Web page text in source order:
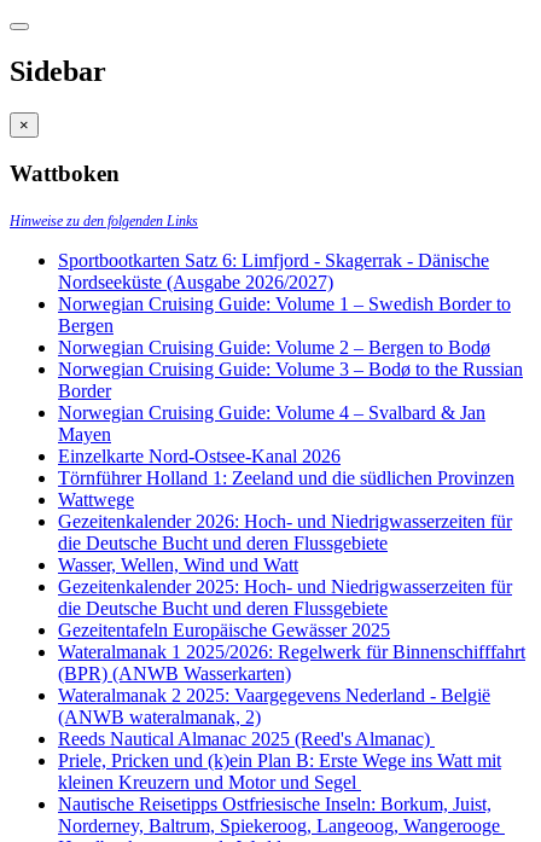
Sidebar
×
Wattboken
Hinweise zu den folgenden Links
Sportbootkarten Satz 6: Limfjord - Skagerrak - Dänische
Nordseeküste (Ausgabe 2026/2027)
Norwegian Cruising Guide: Volume 1 – Swedish Border to
Bergen
Norwegian Cruising Guide: Volume 2 – Bergen to Bodø
Norwegian Cruising Guide: Volume 3 – Bodø to the Russian
Border
Norwegian Cruising Guide: Volume 4 – Svalbard & Jan
Mayen
Einzelkarte Nord-Ostsee-Kanal 2026
Törnführer Holland 1: Zeeland und die südlichen Provinzen
Wattwege
Gezeitenkalender 2026: Hoch- und Niedrigwasserzeiten für
die Deutsche Bucht und deren Flussgebiete
Wasser, Wellen, Wind und Watt
Gezeitenkalender 2025: Hoch- und Niedrigwasserzeiten für
die Deutsche Bucht und deren Flussgebiete
Gezeitentafeln Europäische Gewässer 2025
Wateralmanak 1 2025/2026: Regelwerk für Binnenschifffahrt
(BPR) (ANWB Wasserkarten)
Wateralmanak 2 2025: Vaargegevens Nederland - België
(ANWB wateralmanak, 2)
Reeds Nautical Almanac 2025 (Reed's Almanac)
Priele, Pricken und (k)ein Plan B: Erste Wege ins Watt mit
kleinen Kreuzern und Motor und Segel
Nautische Reisetipps Ostfriesische Inseln: Borkum, Juist,
Norderney, Baltrum, Spiekeroog, Langeoog, Wangerooge